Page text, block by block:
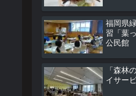
福岡県
習「葉
公民館
「森林
イサー